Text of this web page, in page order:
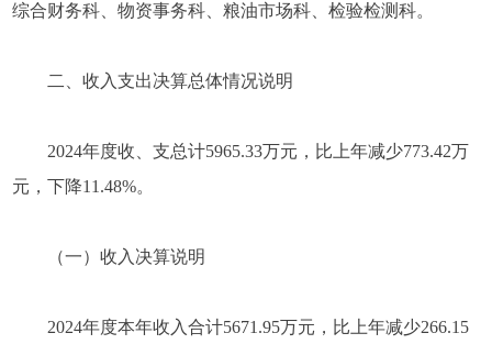
综合财务科、物资事务科、粮油市场科、检验检测科。
二、收入支出决算总体情况说明
2024年度收、支总计5965.33万元，比上年减少773.42万
元，下降11.48%。
（一）收入决算说明
2024年度本年收入合计5671.95万元，比上年减少266.15